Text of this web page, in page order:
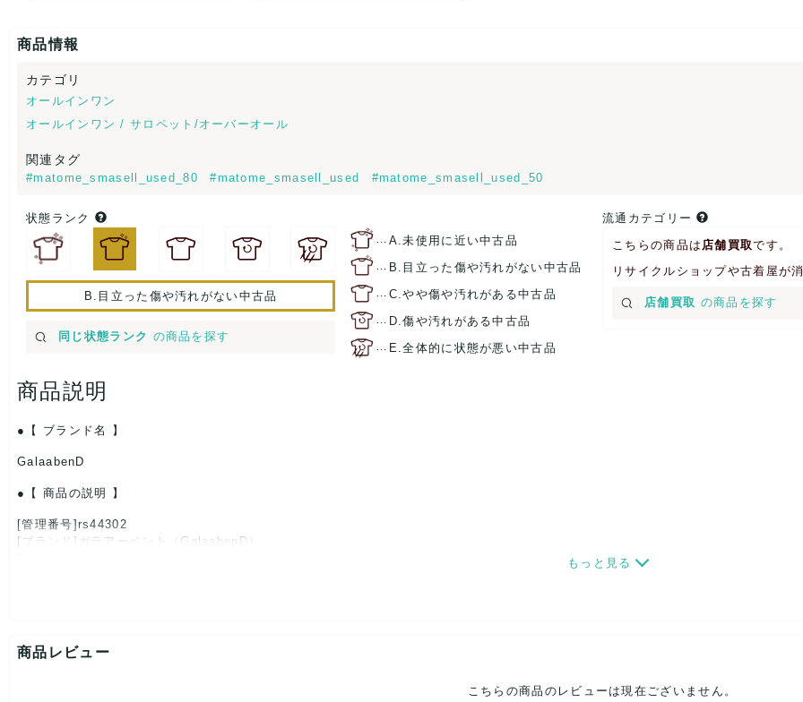
商品情報
カテゴリ
オールインワン
オールインワン / サロペット/オーバーオール
関連タグ
#matome_smasell_used_80 #matome_smasell_used #matome_smasell_used_50
状態ランク
B.目立った傷や汚れがない中古品
同じ状態ランク の商品を探す
… A.未使用に近い中古品
… B.目立った傷や汚れがない中古品
… C.やや傷や汚れがある中古品
… D.傷や汚れがある中古品
… E.全体的に状態が悪い中古品
流通カテゴリー
こちらの商品は 店舗買取です。
リサイクルショップや古着屋が
店舗買取 の商品を探す
商品説明
【 ブランド名 】
GalaabenD
【 商品の説明 】
[管理番号]rs44302
[ブランド]ガラアーベント（GalaabenD）
総丈：約139cm
着丈：約36cm
もっと見る
商品レビュー
こちらの商品のレビューは現在ございません。